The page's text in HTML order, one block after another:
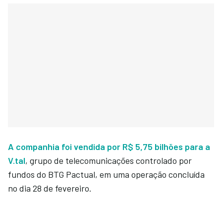
A companhia foi vendida por R$ 5,75 bilhões para a
V.tal, grupo de telecomunicações controlado por
fundos do BTG Pactual, em uma operação concluída
no dia 28 de fevereiro.